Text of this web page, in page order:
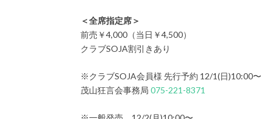
＜全席指定席＞
前売￥4,000（当日￥4,500）
クラブSOJA割引きあり
※クラブSOJA会員様 先行予約 12/1(日)10:00〜
茂山狂言会事務局 075-221-8371